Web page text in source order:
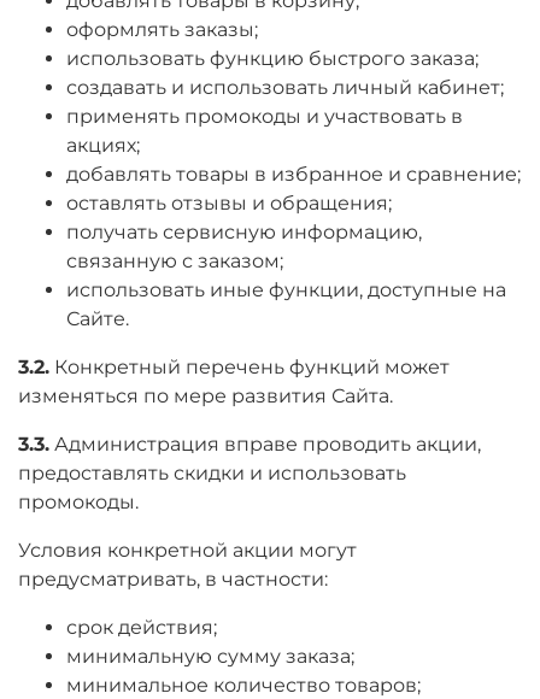
оформлять заказы;
использовать функцию быстрого заказа;
создавать и использовать личный кабинет;
применять промокоды и участвовать в
акциях;
добавлять товары в избранное и сравнение;
оставлять отзывы и обращения;
получать сервисную информацию,
связанную с заказом;
использовать иные функции, доступные на
Сайте.
3.2. Конкретный перечень функций может
изменяться по мере развития Сайта.
3.3. Администрация вправе проводить акции,
предоставлять скидки и использовать
промокоды.
Условия конкретной акции могут
предусматривать, в частности:
срок действия;
минимальную сумму заказа;
минимальное количество товаров;